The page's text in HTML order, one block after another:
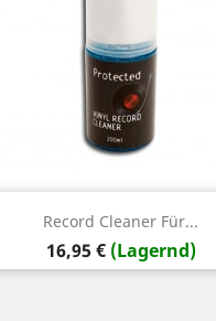
Record Cleaner Für...
Preis
16,95 € (Lagernd)
Vorschau